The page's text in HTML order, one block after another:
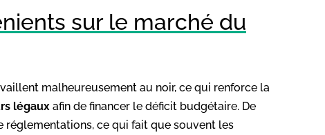
sur le marché du
malheureusement au noir, ce qui renforce la
légaux afin de financer le déficit budgétaire. De
ce qui fait que souvent les